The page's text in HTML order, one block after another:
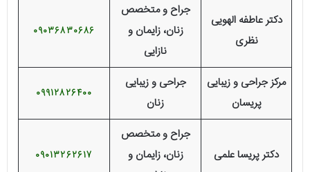
دکتر عاطفه الهویی
نظری
جراح و متخصص
زنان، زایمان و
نازایی
09036830686
مركز جراحى و زيبايى
پريسان
جراحی و زیبایی
زنان
09912826400
دکتر پریسا علمی
جراح و متخصص
زنان، زایمان و
09013262617